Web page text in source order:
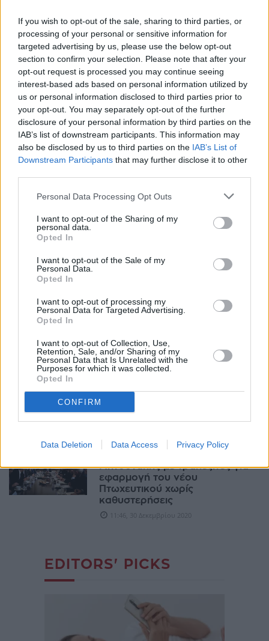
If you wish to opt-out of the sale, sharing to third parties, or
processing of your personal or sensitive information for
targeted advertising by us, please use the below opt-out
section to confirm your selection. Please note that after your
opt-out request is processed you may continue seeing
interest-based ads based on personal information utilized by
us or personal information disclosed to third parties prior to
your opt-out. You may separately opt-out of the further
disclosure of your personal information by third parties on the
IAB’s list of downstream participants. This information may
also be disclosed by us to third parties on the IAB’s List of
Downstream Participants that may further disclose it to other
Personal Data Processing Opt Outs
I want to opt-out of the Sharing of my
personal data.
Opted In
I want to opt-out of the Sale of my
Personal Data.
Opted In
I want to opt-out of processing my
Personal Data for Targeted Advertising.
Opted In
I want to opt-out of Collection, Use,
Retention, Sale, and/or Sharing of my
Personal Data that Is Unrelated with the
Purposes for which it was collected.
Opted In
CONFIRM
Data Deletion Data Access Privacy Policy
Έκτακτη επιδότηση 70-210
ευρώ στα καταχρεωμένα
νοικοκυριά
19:00, 12 Ιανουαρίου 2022
ΟΙΚΟΝΟΜΊΑ
Οδηγός: Η προπτωχευτική
διαδικασία για μικρές
επιχειρήσεις και νοικοκυριά από
την 1η Ιουνίου
10:15, 16 Μαΐου 2021
μη βιώσιμων επιχειρήσεων
ΧΡΗΣΤΙΚΆ
της Ελλάδος
ΧΡΗΣΤΙΚΆ
Τρόικα: Εφαρμόστε τον
κονδύλια του Ταμείου
Aνάκαμψης!
ΟΙΚΟΝΟΜΊΑ
Μητσοτάκης με τραπεζίτες για
εφαρμογή του νέου
Πτωχευτικού χωρίς
καθυστερήσεις
11:46, 30 Δεκεμβρίου 2020
EDITORS' PICKS